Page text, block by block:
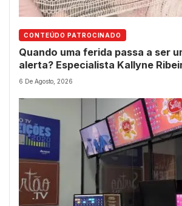
CONTEÚDO PATROCINADO
Quando uma ferida passa a ser
alerta? Especialista Kallyne
6 De Agosto, 2026